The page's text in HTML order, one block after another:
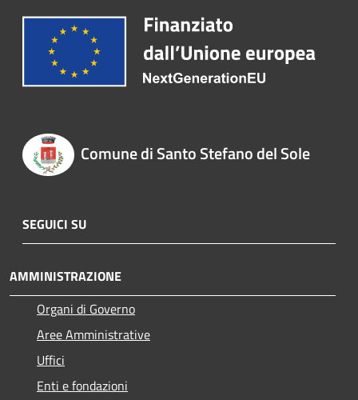
Comune di Santo Stefano del Sole
SEGUICI SU
AMMINISTRAZIONE
Organi di Governo
Aree Amministrative
Uffici
Enti e fondazioni